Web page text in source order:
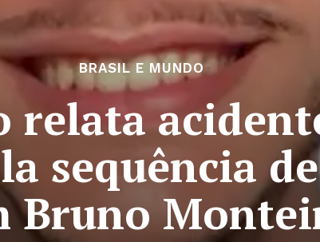
BRASIL E MUNDO
relata
sequência
Bruno